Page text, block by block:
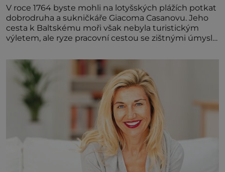
V roce 1764 byste mohli na lotyšských plážích potkat
dobrodruha a sukničkáře Giacoma Casanovu. Jeho
cesta k Baltskému moři však nebyla turistickým
výletem, ale ryze pracovní cestou se zištnými úmysly.
procházel uličkami lotyšské Rigy? Casanova v Pobaltí
kontaktoval tamní zednářské lóže. Nebyl v této
oblasti žádným nováčkem, protože do zednářské